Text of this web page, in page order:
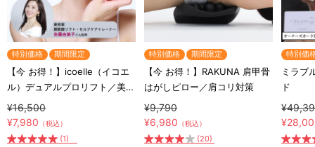
特別価格 期間限定
【今 お得！】icoelle（イコエ
ル）デュアルプロリフト／美顔
器
¥16,500
¥7,980 （税込）
(1)
特別価格 期間限定
【今 お得！】RAKUNA 肩甲骨
はがしピロー／肩コリ対策
¥9,790
¥6,980 （税込）
(20)
特別価
ミラブ
ド